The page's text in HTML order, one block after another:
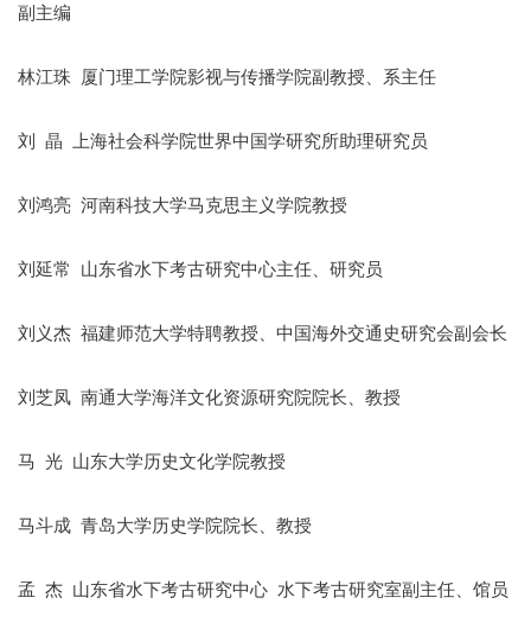
副主编
林江珠 厦门理工学院影视与传播学院副教授、系主任
刘 晶 上海社会科学院世界中国学研究所助理研究员
刘鸿亮 河南科技大学马克思主义学院教授
刘延常 山东省水下考古研究中心主任、研究员
刘义杰 福建师范大学特聘教授、中国海外交通史研究会副会长
刘芝凤 南通大学海洋文化资源研究院院长、教授
马 光 山东大学历史文化学院教授
马斗成 青岛大学历史学院院长、教授
孟 杰 山东省水下考古研究中心 水下考古研究室副主任、馆员